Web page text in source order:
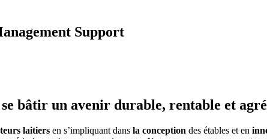
Support
bâtir un avenir durable, rentable et
laitiers en s’impliquant dans la conception des étables et en